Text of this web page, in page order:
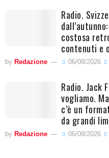
Radio.
costosa
contenuti e
by Redazione 06/08/2026
Radio. Jack
vogliamo.
c’è un
da grandi
by Redazione 06/08/2026